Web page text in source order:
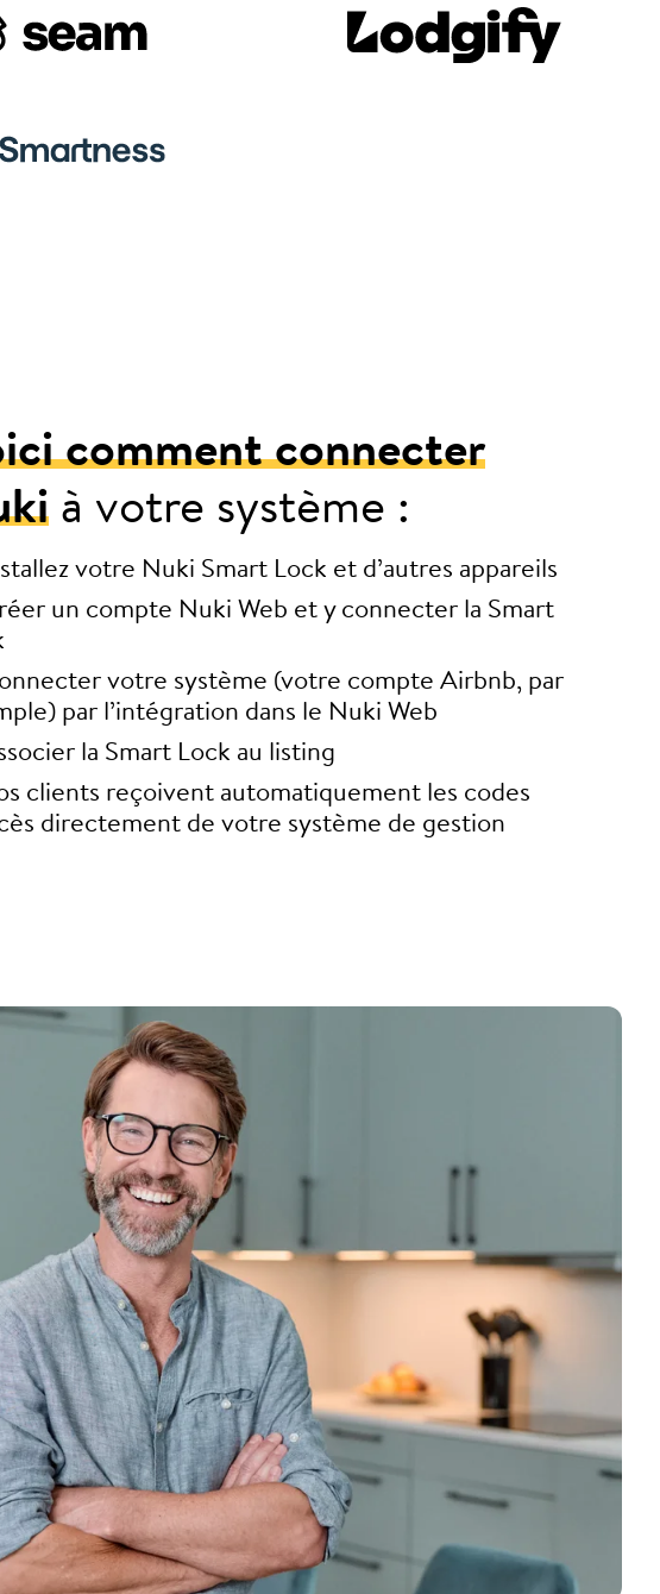
comment connecter
à votre système :
votre Nuki Smart Lock et d’autres appareils
un compte Nuki Web et y connecter la Smart
votre système (votre compte Airbnb, par
par l’intégration dans le Nuki Web
la Smart Lock au listing
clients reçoivent automatiquement les codes
directement de votre système de gestion